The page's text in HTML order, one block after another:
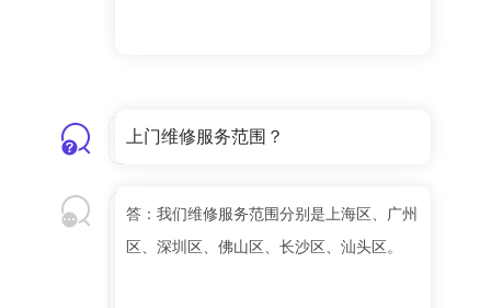
上门维修服务范围？
答：我们维修服务范围分别是上海区、广州
区、深圳区、佛山区、长沙区、汕头区。